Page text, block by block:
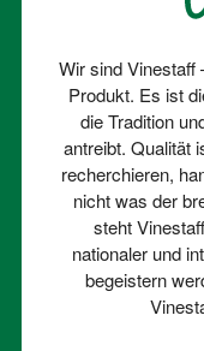
Wir sind Vinestaff
Produkt. Es ist
die Tradition
antreibt. Qualität
recherchieren,
nicht was der
steht
nationaler und
begeistern